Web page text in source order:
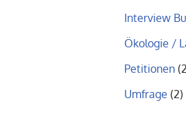
Interview
Ökologie /
Petitionen
Umfrage (2)